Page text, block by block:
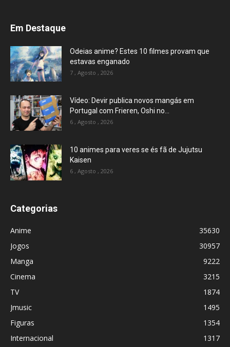
Em Destaque
Odeias anime? Estes 10 filmes provam que
estavas enganado
7 , Agosto , 2026
Vídeo: Devir publica novos mangás em
Portugal com Frieren, Oshi no...
6 , Agosto , 2026
10 animes para veres se és fã de Jujutsu
Kaisen
6 , Agosto , 2026
Categorias
Anime
35630
Jogos
30957
Manga
9222
Cinema
3215
TV
1874
Jmusic
1495
Figuras
1354
Internacional
1317